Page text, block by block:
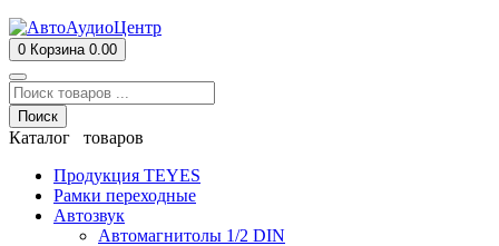
0 Корзина 0.00
Поиск
Каталог товаров
Продукция TEYES
Рамки переходные
Автозвук
Автомагнитолы 1/2 DIN